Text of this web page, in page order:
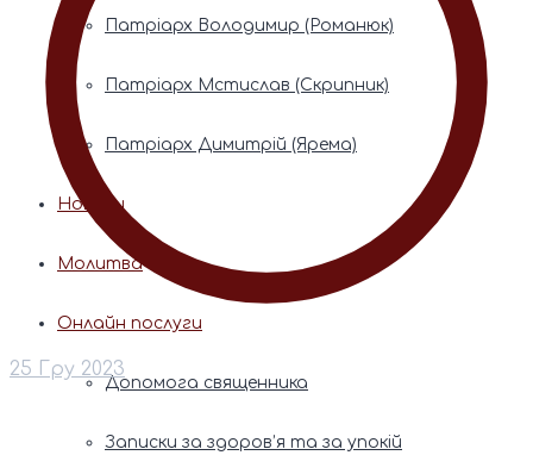
Патріарх Володимир (Романюк)
Патріарх Мстислав (Скрипник)
Патріарх Димитрій (Ярема)
Новини
Молитва
Онлайн послуги
Допомога священника
Записки за здоров’я та за упокій
25 Гру 2023